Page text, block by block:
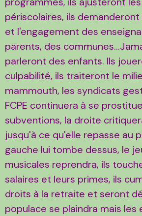
périscolaires, ils
et l'engagement des
parents, des
parleront des enfants. Ils
culpabilité, ils traiteront le
mammouth, les syndicats
FCPE continuera à se
subventions, la droite
jusqu'à ce qu'elle repasse au
gauche lui tombe dessus, le
musicales reprendra, ils
salaires et leurs primes, ils
droits à la retraite et seront
populace se plaindra mais les